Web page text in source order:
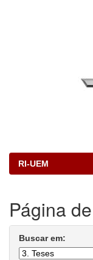
RI-UEM
Página
Buscar em: